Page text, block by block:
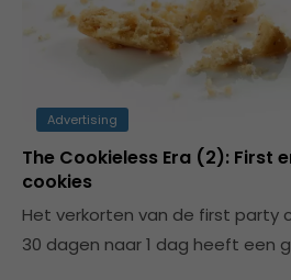
Advertising
The Cookieless Era (2): First
cookies
Het verkorten van de first party
30 dagen naar 1 dag heeft een